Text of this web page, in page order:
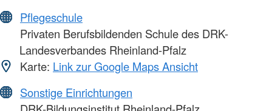
Pflegeschule
Privaten Berufsbildenden Schule des DRK-
Landesverbandes Rheinland-Pfalz
Karte: Link zur Google Maps Ansicht
Sonstige Einrichtungen